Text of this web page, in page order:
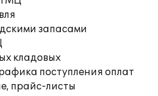
запасами
кладовых
поступления оплат
прайс-листы